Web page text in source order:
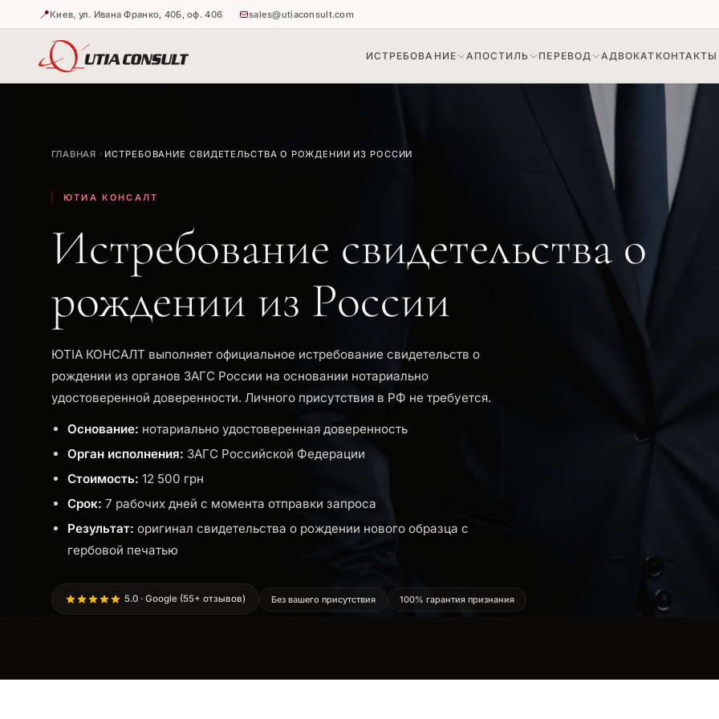
📍Киев, ул. Ивана Франко, 40Б, оф. 406 sales@utiaconsult.com
ИСТРЕБОВАНИЕ
Истребование архивной справки
АПОСТИЛЬ
Апостиль судебного решения
ПЕРЕВОД АДВОКАТ КОНТАКТЫ
ГЛАВНАЯ ИСТРЕБОВАНИЕ СВИДЕТЕЛЬСТВА О РОЖДЕНИИ ИЗ РОССИИ
ЮТИА КОНСАЛТ
Истребование свидетельства о
рождении из России
ЮТІА КОНСАЛТ выполняет официальное истребование свидетельств о
рождении из органов ЗАГС России на основании нотариально
удостоверенной доверенности. Личного присутствия в РФ не требуется.
Основание: нотариально удостоверенная доверенность
Орган исполнения: ЗАГС Российской Федерации
Стоимость: 12 500 грн
Срок: 7 рабочих дней с момента отправки запроса
Результат: оригинал свидетельства о рождении нового образца с
гербовой печатью
5.0 · Google (55+ отзывов) Без вашего присутствия 100% гарантия признания